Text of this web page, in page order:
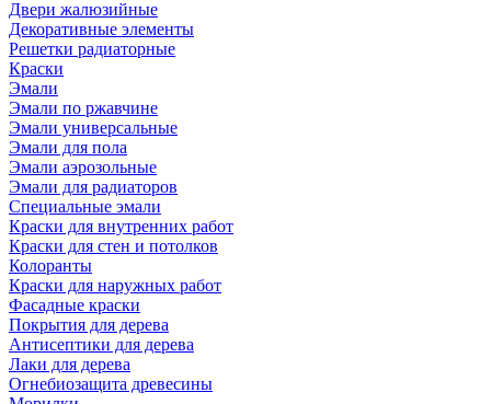
Двери жалюзийные
Декоративные элементы
Решетки радиаторные
Краски
Эмали
Эмали по ржавчине
Эмали универсальные
Эмали для пола
Эмали аэрозольные
Эмали для радиаторов
Специальные эмали
Краски для внутренних работ
Краски для стен и потолков
Колоранты
Краски для наружных работ
Фасадные краски
Покрытия для дерева
Антисептики для дерева
Лаки для дерева
Огнебиозащита древесины